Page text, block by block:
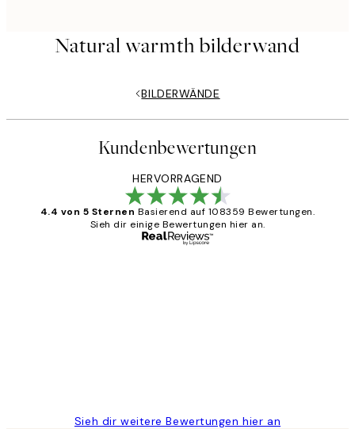
Natural warmth bilderwand
BILDERWÄNDE
Kundenbewertungen
HERVORRAGEND
4.4 von 5 Sternen Basierend auf 108359 Bewertungen.
Sieh dir einige Bewertungen hier an.
Sieh dir weitere Bewertungen hier an